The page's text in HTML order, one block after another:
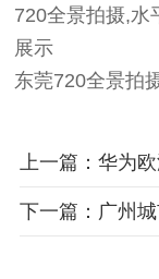
720全景拍摄,水
展示
东莞720全景拍